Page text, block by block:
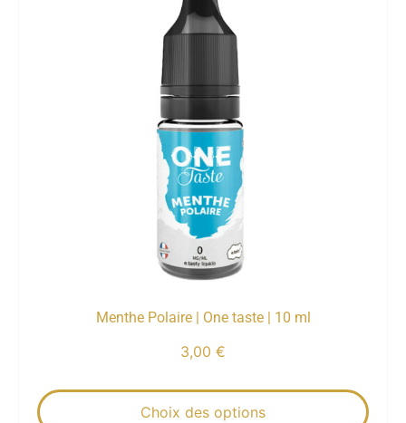
Menthe Polaire | One taste | 10 ml
3,00 €
Choix des options